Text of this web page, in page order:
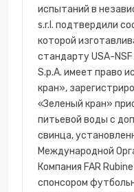
испытаний в
s.r.l. подтвердили
которой
стандарту USA-
S.p.A. имеет право
кран»,
«Зеленый кран»
питьевой воды с
свинца,
Международной
Компания FAR
спонсором